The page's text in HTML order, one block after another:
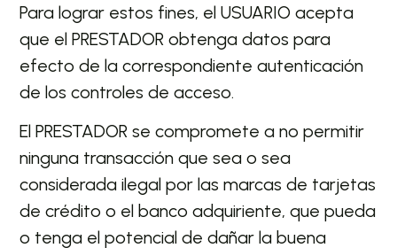
Para lograr estos fines, el USUARIO acepta
que el PRESTADOR obtenga datos para
efecto de la correspondiente autenticación
de los controles de acceso.
El PRESTADOR se compromete a no permitir
ninguna transacción que sea o sea
considerada ilegal por las marcas de tarjetas
de crédito o el banco adquiriente, que pueda
o tenga el potencial de dañar la buena